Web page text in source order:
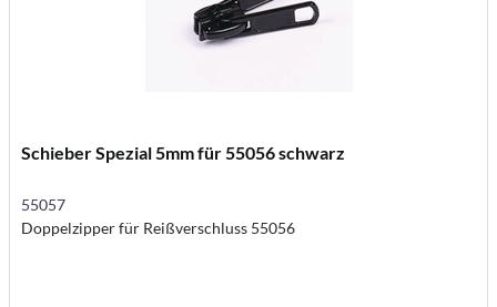
Schieber Spezial 5mm für 55056 schwarz
55057
Doppelzipper für Reißverschluss 55056